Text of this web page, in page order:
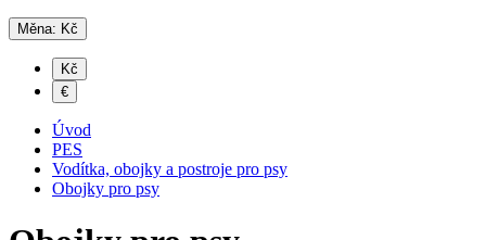
Měna: Kč
Kč
€
Úvod
PES
Vodítka, obojky a postroje pro psy
Obojky pro psy